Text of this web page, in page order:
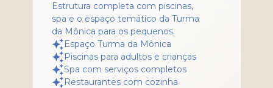
Estrutura completa com piscinas,
spa e o espaço temático da Turma
da Mônica para os pequenos.
Espaço Turma da Mônica
Piscinas para adultos e crianças
Spa com serviços completos
Restaurantes com cozinha